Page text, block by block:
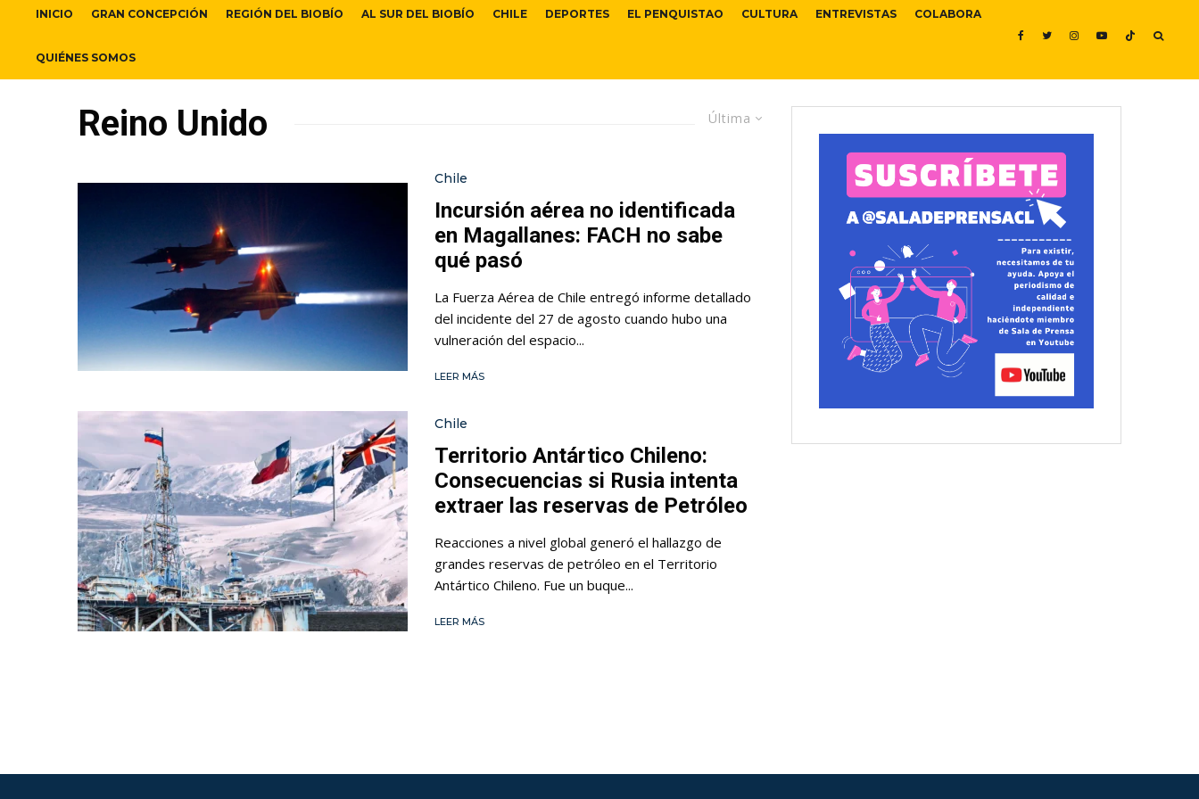
INICIO GRAN CONCEPCIÓN REGIÓN DEL BIOBÍO AL SUR DEL BIOBÍO CHILE DEPORTES EL PENQUISTAO CULTURA ENTREVISTAS COLABORA
QUIÉNES SOMOS
Última
Reino Unido
Chile
Incursión aérea no identificada
en Magallanes: FACH no sabe
qué pasó
La Fuerza Aérea de Chile entregó informe detallado
del incidente del 27 de agosto cuando hubo una
vulneración del espacio...
LEER MÁS
Chile
Territorio Antártico Chileno:
Consecuencias si Rusia intenta
extraer las reservas de Petróleo
Reacciones a nivel global generó el hallazgo de
grandes reservas de petróleo en el Territorio
Antártico Chileno. Fue un buque...
LEER MÁS